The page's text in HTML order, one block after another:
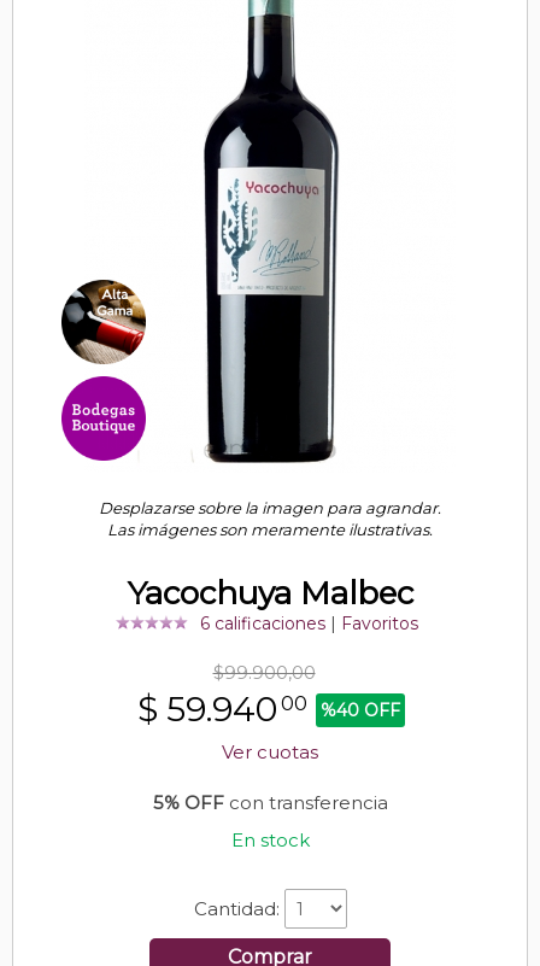
Desplazarse sobre la imagen para agrandar.
Las imágenes son meramente ilustrativas.
Yacochuya Malbec
6 calificaciones| Favoritos
$99.900,00
$ 59.940 00 %40 OFF
Ver cuotas
5% OFFcon transferencia
En stock
Cantidad:
Comprar